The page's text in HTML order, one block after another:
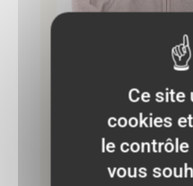
Ce site
cookies
le
vous